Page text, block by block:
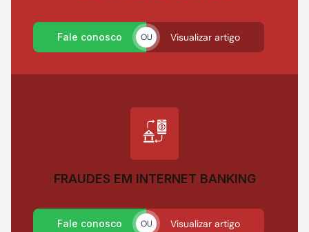
Fale conosco OU Visualizar artigo
FRAUDES EM INTERNET BANKING
Fale conosco OU Visualizar artigo